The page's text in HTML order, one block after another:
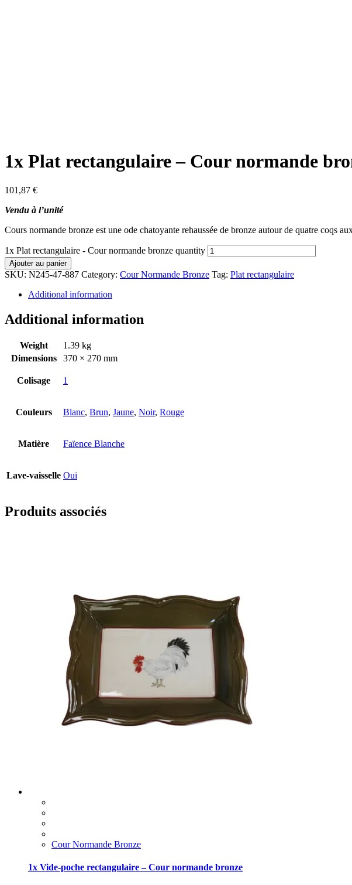
1x Plat rectangulaire – Cour normande
101,87 €
Vendu à l’unité
Cours normande bronze est une ode chatoyante rehaussée de bronze autour de quatre coqs
1x Plat rectangulaire - Cour normande bronze quantity
Ajouter au panier
SKU: N245-47-887 Category: Cour Normande Bronze Tag: Plat rectangulaire
Additional information
Additional information
Weight
1.39 kg
Dimensions
370 × 270 mm
Colisage 1
Couleurs Blanc, Brun, Jaune, Noir, Rouge
Matière Faïence Blanche
Lave-vaisselle Oui
Produits associés
Cour Normande Bronze
1x Vide-poche rectangulaire – Cour normande bronze